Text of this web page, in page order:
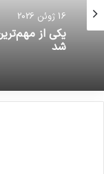
16 ژوئن 2026
یکی از
شد